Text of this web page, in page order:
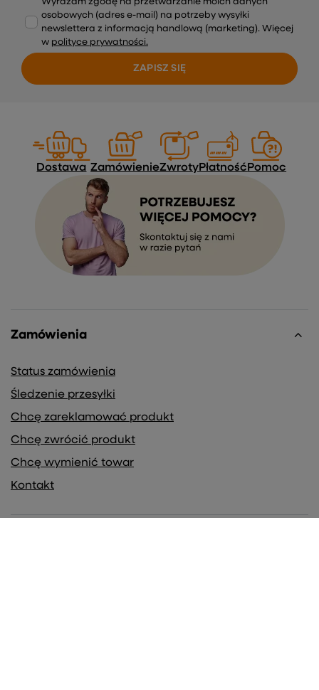
osobowych (adres e-mail) na potrzeby wysyłki
newslettera z informacją handlową (marketing). Więcej
w polityce prywatności.
ZAPISZ SIĘ
Dostawa ZamówienieZwrotyPłatność Pomoc
Zamówienia
Status zamówienia
Śledzenie przesyłki
Chcę zareklamować produkt
Chcę zwrócić produkt
Chcę wymienić towar
Kontakt